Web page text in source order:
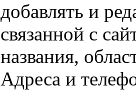
добавлять и
связанной с
названия,
Адреса и